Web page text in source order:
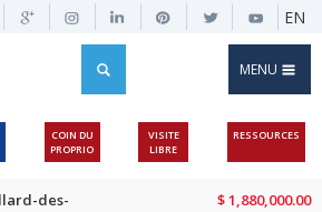
EN
MENU
COIN DU
PROPRIO
VISITE
LIBRE
RESSOURCES
des-
$ 1,880,000.00